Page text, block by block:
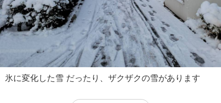
氷に変化した雪 だったり、ザクザクの雪があります